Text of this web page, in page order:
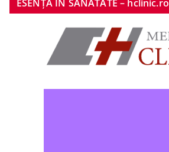
ESENȚA ÎN SĂNĂTATE – hclinic.ro